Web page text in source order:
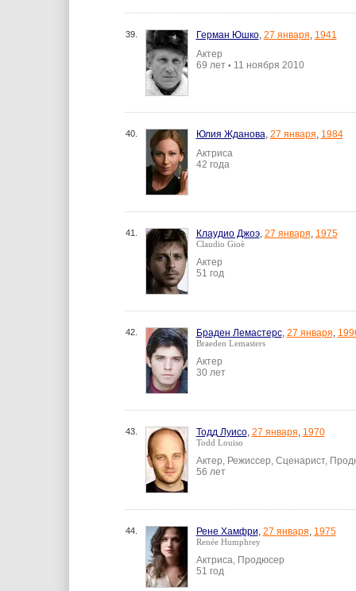
39. Герман Юшко, 27 января, 1941
Актер
69 лет • 11 ноября 2010
40. Юлия Жданова, 27 января, 1984
Актриса
42 года
41. Клаудио Джоэ, 27 января, 1975
Claudio Gioè
Актер
51 год
42. Браден Лемастерс, 27 января,
Braeden Lemasters
Актер
30 лет
43. Тодд Луисо, 27 января, 1970
Todd Louiso
Актер, Режиссер, Сценарист,
56 лет
44. Рене Хамфри, 27 января, 1975
Renée Humphrey
Актриса, Продюсер
51 год